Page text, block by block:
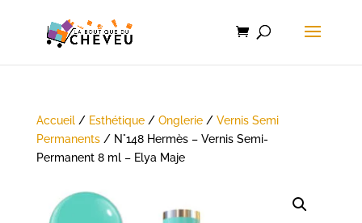
Accueil/ Esthétique/ Onglerie/ Vernis Semi
Permanents/ N°148 Hermès – Vernis Semi-
Permanent 8 ml – Elya Maje